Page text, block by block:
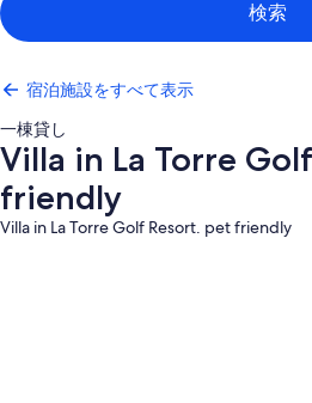
検索
宿泊施設をすべて表示
一棟貸し
Villa in La Torre
friendly
Villa in La Torre Golf Resort. pet friendly